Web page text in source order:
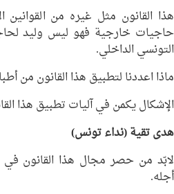
هذا القانون مثل غيره من القوانين
حاجيات خارجية فهو ليس وليد
التونسي الداخلي.
ماذا اعددنا لتطبيق هذا القانون من
الإشكال يكمن في آليات تطبيق هذا
هدى تقية(نداء تونس)
لابّد من حصر مجال هذا القانون
أجله.